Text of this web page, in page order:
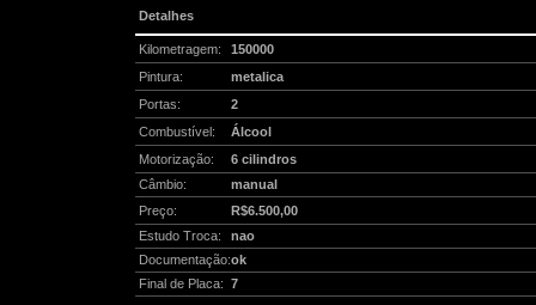
Detalhes
Kilometragem:
150000
Pintura:
metalica
Portas:
2
Combustível:
Álcool
Motorização:
6 cilindros
Câmbio:
manual
Preço:
R$6.500,00
Estudo Troca:
nao
Documentação:ok
Final de Placa: 7